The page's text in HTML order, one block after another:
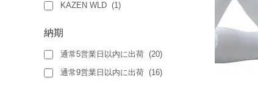
KAZEN WLD (1)
納期
通常5営業日以内に出荷 (20)
通常9営業日以内に出荷 (16)